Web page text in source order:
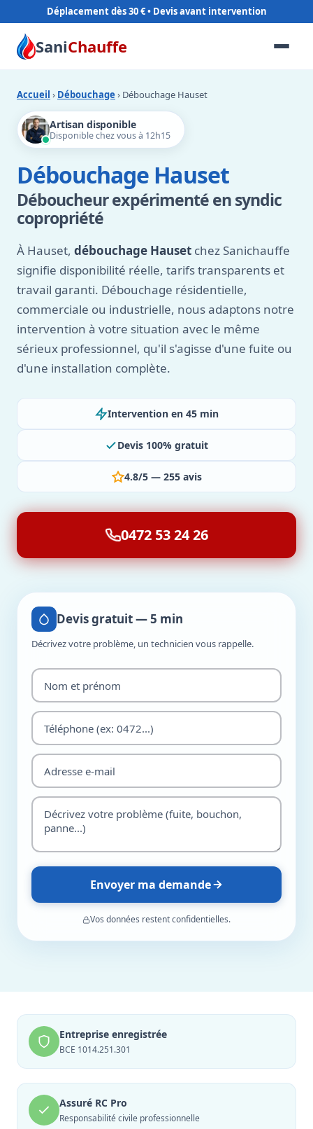
Déplacement dès 30 €
SaniChauffe
Accueil › Débouchage › Débouchage Hauset
Artisan disponible
Disponible chez vous à 12h15
Débouchage Hauset
Déboucheur expérimenté en syndic
copropriété
À Hauset, débouchage Hauset chez Sanichauffe
signifie disponibilité réelle, tarifs transparents et
travail garanti. Débouchage résidentielle,
commerciale ou industrielle, nous adaptons notre
intervention à votre situation avec le même
sérieux professionnel, qu'il s'agisse d'une fuite ou
d'une installation complète.
Intervention en 45 min
Devis 100% gratuit
4.8/5 — 255 avis
0472 53 24 26
Devis gratuit — 5 min
Décrivez votre problème, un technicien vous rappelle.
Envoyer ma demande
Vos données restent confidentielles.
Entreprise enregistrée
BCE 1014.251.301
Assuré RC Pro
Responsabilité civile professionnelle